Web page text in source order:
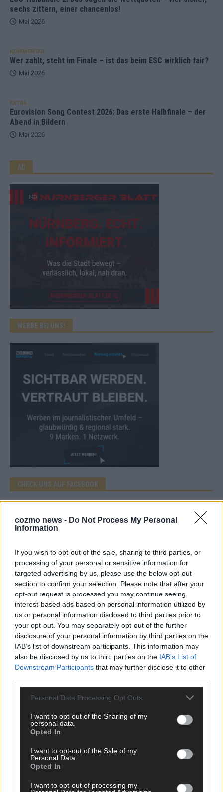
cozmo news - Do Not Process My Personal
Information
If you wish to opt-out of the sale, sharing to third parties, or
processing of your personal or sensitive information for
targeted advertising by us, please use the below opt-out
section to confirm your selection. Please note that after your
opt-out request is processed you may continue seeing
interest-based ads based on personal information utilized by
us or personal information disclosed to third parties prior to
your opt-out. You may separately opt-out of the further
disclosure of your personal information by third parties on the
IAB’s list of downstream participants. This information may
also be disclosed by us to third parties on the IAB’s List of
Downstream Participants that may further disclose it to other
Personal Data Processing Opt Outs
I want to opt-out of the Sharing of my
personal data.
Opted In
I want to opt-out of the Sale of my
Personal Data.
Opted In
I want to opt-out of processing my
sechs zittern, einer chancenlos!
Mai 2026
KOMMENTAR
Wer zahlt, steht im Finale – ist das beim ESC wirklich fair?
Mai 2026
EXTRA
Eurovision Song Contest 2026: Das erste Halbfinale – der
Abend in Bildern
Mai 2026
AD
WERBE BEI UNS!
CHECK UNS AUF FACEBOOK
DIREKT ZUM THEMA
Politik & Co
Money Matters
Brainpower